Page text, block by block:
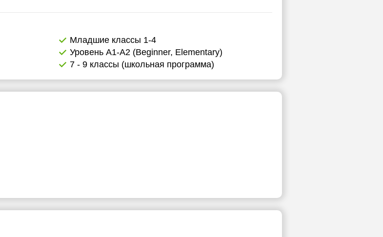
Младшие классы 1-4
Уровень А1-А2 (Beginner, Elementary)
7 - 9 классы (школьная программа)